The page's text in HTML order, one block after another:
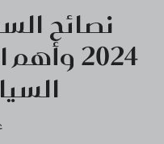
نصائح
2024